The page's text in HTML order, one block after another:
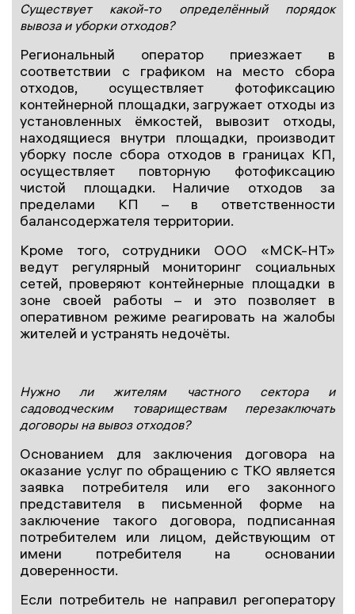
Существует какой-то определённый порядок
вывоза и уборки отходов?
Региональный оператор приезжает в
соответствии с графиком на место сбора
отходов, осуществляет фотофиксацию
контейнерной площадки, загружает отходы из
установленных ёмкостей, вывозит отходы,
находящиеся внутри площадки, производит
уборку после сбора отходов в границах КП,
осуществляет повторную фотофиксацию
чистой площадки. Наличие отходов за
пределами КП – в ответственности
балансодержателя территории.
Кроме того, сотрудники ООО «МСК-НТ»
ведут регулярный мониторинг социальных
сетей, проверяют контейнерные площадки в
зоне своей работы – и это позволяет в
оперативном режиме реагировать на жалобы
жителей и устранять недочёты.
Нужно ли жителям частного сектора и
садоводческим товариществам перезаключать
договоры на вывоз отходов?
Основанием для заключения договора на
оказание услуг по обращению с ТКО является
заявка потребителя или его законного
представителя в письменной форме на
заключение такого договора, подписанная
потребителем или лицом, действующим от
имени потребителя на основании
доверенности.
Если потребитель не направил регоператору